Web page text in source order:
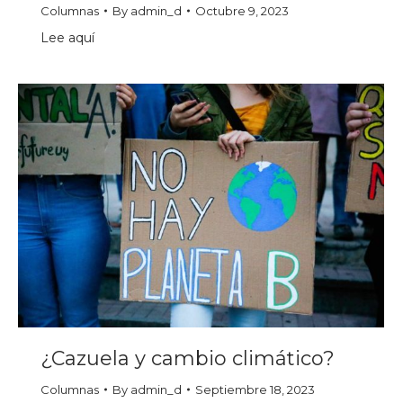
Columnas By admin_d Octubre 9, 2023
Lee aquí
¿Cazuela y cambio climático?
Columnas By admin_d Septiembre 18, 2023